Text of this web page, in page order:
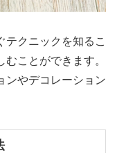
テクニックを知るこ
ことができます。
ンやデコレーション